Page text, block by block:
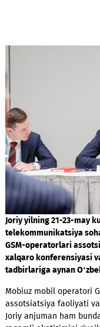
Joriy yilning 21-23-
GSM-operatorlari
xalqaro
tadbirlariga aynan